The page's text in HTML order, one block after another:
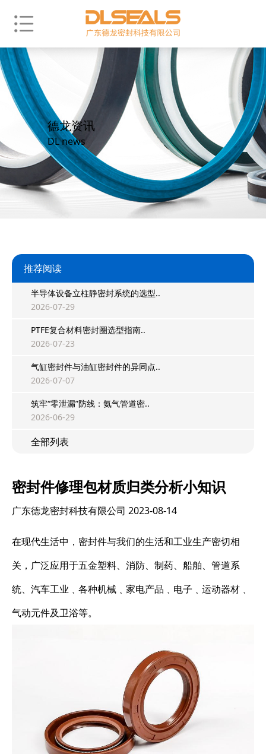
德龙资讯
DL news
推荐阅读
半导体设备立柱静密封系统的选型..
2026-07-29
PTFE复合材料密封圈选型指南..
2026-07-23
气缸密封件与油缸密封件的异同点..
2026-07-07
筑牢“零泄漏”防线：氨气管道密..
2026-06-29
全部列表
密封件修理包材质归类分析小知识
广东德龙密封科技有限公司 2023-08-14
在现代生活中，密封件与我们的生活和工业生产密切相
关，广泛应用于五金塑料、消防、制药、船舶、管道系
统、汽车工业﹑各种机械﹑家电产品﹑电子﹑运动器材﹑
气动元件及卫浴等。